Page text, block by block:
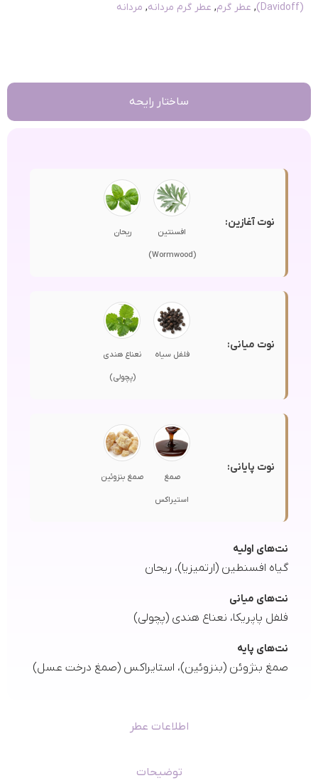
(Davidoff)
, عطر گرم, عطر گرم مردانه, مردانه
ساختار رایحه
اطلاعات عطر
توضیحات
نوت آغازین:
افسنتین
(Wormwood)
ریحان
نوت میانی:
فلفل سیاه نعناع هندی
(پچولی)
نوت پایانی:
صمغ
استیراکس
صمغ بنزوئین
نت‌های اولیه
گیاه افسنطین (ارتمیزیا)، ریحان
نت‌های میانی
فلفل پاپریکا، نعناع هندی (پچولی)
نت‌های پایه
صمغ بنژوئن (بنزوئین)، استایراکس (صمغ درخت عسل)